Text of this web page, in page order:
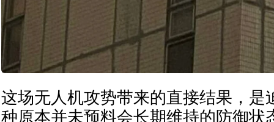
这场无人机攻势带来的直接结果，是
种原本并未预料会长期维持的防御状